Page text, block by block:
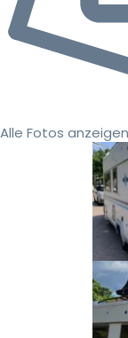
Alle Fotos anzeigen